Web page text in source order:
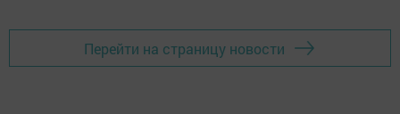
Перейти на страницу новости